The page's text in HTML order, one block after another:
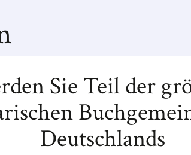
Sie Teil der
Deutschlands